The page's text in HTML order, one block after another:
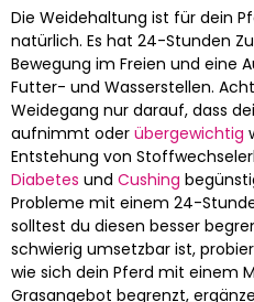
Die Weidehaltung ist für dein
natürlich. Es hat 24-Stunden
Bewegung im Freien und eine
Futter- und Wasserstellen.
Weidegang nur darauf, dass
aufnimmt oder übergewichtig
Entstehung von
Diabetes und Cushing
Probleme mit einem 24-
solltest du diesen besser
schwierig umsetzbar ist,
wie sich dein Pferd mit einem
Grasangebot begrenzt,